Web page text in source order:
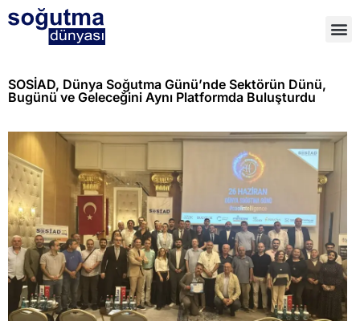
SOSİAD, Dünya Soğutma Günü’nde Sektörün Dünü,
Bugünü ve Geleceğini Aynı Platformda Buluşturdu